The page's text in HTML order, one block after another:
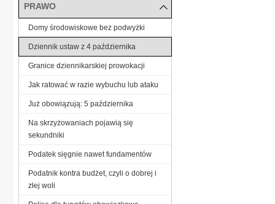
PRAWO
Domy środowiskowe bez podwyżki
Dziennik ustaw z 4 października
Granice dziennikarskiej prowokacji
Jak ratować w razie wybuchu lub ataku
Już obowiązują: 5 października
Na skrzyżowaniach pojawią się
sekundniki
Podatek sięgnie nawet fundamentów
Podatnik kontra budżet, czyli o dobrej i
złej woli